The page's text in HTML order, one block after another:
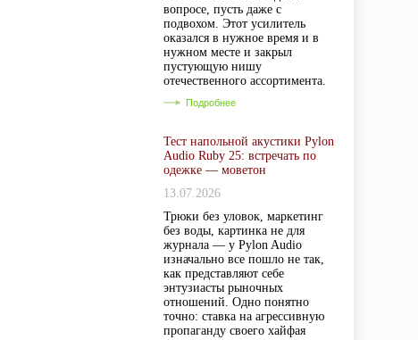
вопросе, пусть даже с
подвохом. Этот усилитель
оказался в нужное время и в
нужном месте и закрыл
пустующую нишу
отечественного ассортимента.
Подробнее
Тест напольной акустики Pylon
Audio Ruby 25: встречать по
одежке — моветон
13.07.2026
Трюки без уловок, маркетинг
без воды, картинка не для
журнала — у Pylon Audio
изначально все пошло не так,
как представляют себе
энтузиасты рыночных
отношений. Одно понятно
точно: ставка на агрессивную
пропаганду своего хайфая